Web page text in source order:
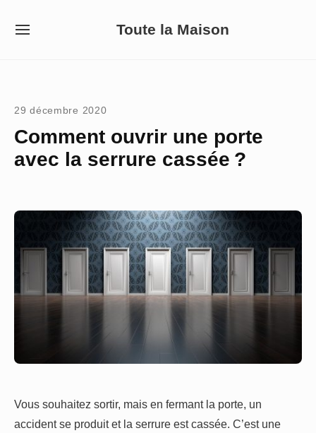
Toute la Maison
SITE
29 décembre 2020
Comment ouvrir une porte
avec la serrure cassée ?
Vous souhaitez sortir, mais en fermant la porte, un
accident se produit et la serrure est cassée. C’est une